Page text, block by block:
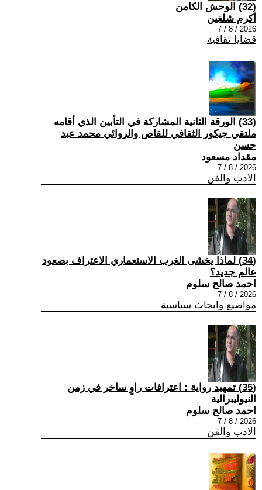
(32) الوحش الكامن
أكرم شلغين
2026 / 8 / 7
قضايا ثقافية
(33) الورقة الثانية المشاركة في التأبين الذي أقامه
ملتقي جيكور الثقافي للقاص والروائي محمد عبد
حسن
مقداد مسعود
2026 / 8 / 7
الادب والفن
(34) لماذا يخشى الغرب الاستعماري الاعتراف بصعود
عالم جديد؟
احمد صالح سلوم
2026 / 8 / 7
مواضيع وابحاث سياسية
(35) تمهيد رواية : اعترافات راوٍ ساخر في زمن
النيوليبرالية
احمد صالح سلوم
2026 / 8 / 7
الادب والفن